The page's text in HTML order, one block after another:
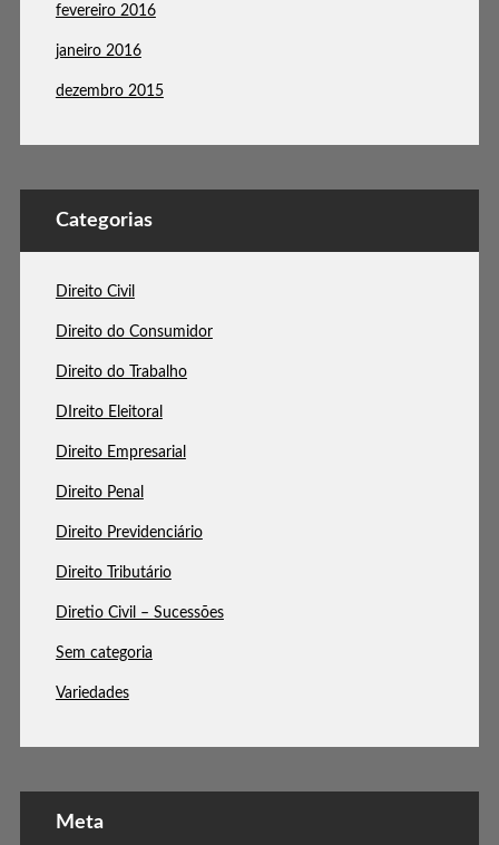
fevereiro 2016
janeiro 2016
dezembro 2015
Categorias
Direito Civil
Direito do Consumidor
Direito do Trabalho
DIreito Eleitoral
Direito Empresarial
Direito Penal
Direito Previdenciário
Direito Tributário
Diretio Civil – Sucessões
Sem categoria
Variedades
Meta